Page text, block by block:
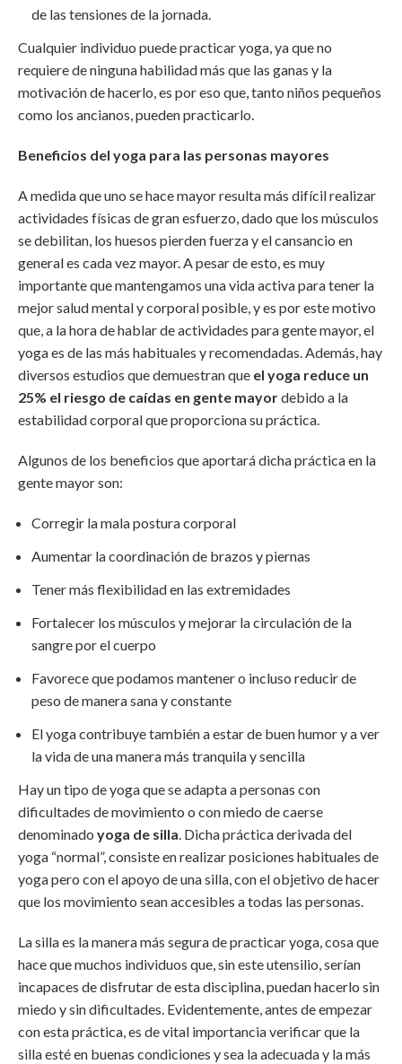
de las tensiones de la jornada.
Cualquier individuo puede practicar yoga, ya que no
requiere de ninguna habilidad más que las ganas y la
motivación de hacerlo, es por eso que, tanto niños pequeños
como los ancianos, pueden practicarlo.
Beneficios del yoga para las personas mayores
A medida que uno se hace mayor resulta más difícil realizar
actividades físicas de gran esfuerzo, dado que los músculos
se debilitan, los huesos pierden fuerza y el cansancio en
general es cada vez mayor. A pesar de esto, es muy
importante que mantengamos una vida activa para tener la
mejor salud mental y corporal posible, y es por este motivo
que, a la hora de hablar de actividades para gente mayor, el
yoga es de las más habituales y recomendadas. Además, hay
diversos estudios que demuestran que el yoga reduce un
25% el riesgo de caídas en gente mayordebido a la
estabilidad corporal que proporciona su práctica.
Algunos de los beneficios que aportará dicha práctica en la
gente mayor son:
Corregir la mala postura corporal
Aumentar la coordinación de brazos y piernas
Tener más flexibilidad en las extremidades
Fortalecer los músculos y mejorar la circulación de la
sangre por el cuerpo
Favorece que podamos mantener o incluso reducir de
peso de manera sana y constante
El yoga contribuye también a estar de buen humor y a ver
la vida de una manera más tranquila y sencilla
Hay un tipo de yoga que se adapta a personas con
dificultades de movimiento o con miedo de caerse
denominado yoga de silla. Dicha práctica derivada del
yoga “normal”, consiste en realizar posiciones habituales de
yoga pero con el apoyo de una silla, con el objetivo de hacer
que los movimiento sean accesibles a todas las personas.
La silla es la manera más segura de practicar yoga, cosa que
hace que muchos individuos que, sin este utensilio, serían
incapaces de disfrutar de esta disciplina, puedan hacerlo sin
miedo y sin dificultades. Evidentemente, antes de empezar
con esta práctica, es de vital importancia verificar que la
silla esté en buenas condiciones y sea la adecuada y la más